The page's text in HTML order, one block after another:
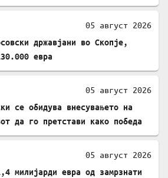
05 август 2026
државјани во Скопје,
евра
05 август 2026
се обидува внесувањето на
да го претстави како победа
05 август 2026
милијарди евра од замрзнати